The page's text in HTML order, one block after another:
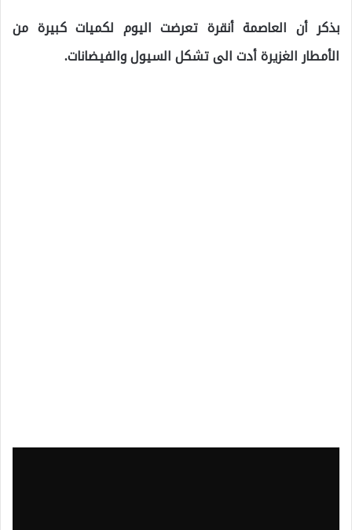
بذكر أن العاصمة أنقرة تعرضت اليوم لكميات كبيرة من
الأمطار الغزيرة أدت الى تشكل السيول والفيضانات.